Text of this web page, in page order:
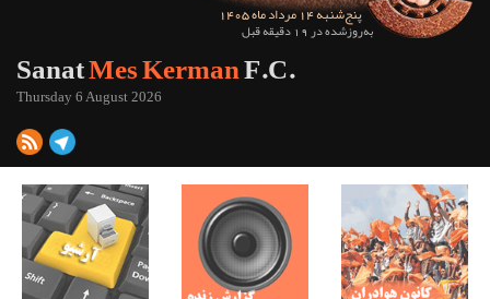
پنج‌شنبه 14 مرداد ماه 1405
به‌روزشده در 19 دقیقه قبل
SanatMes KermanF.C.
Thursday 6 August 2026